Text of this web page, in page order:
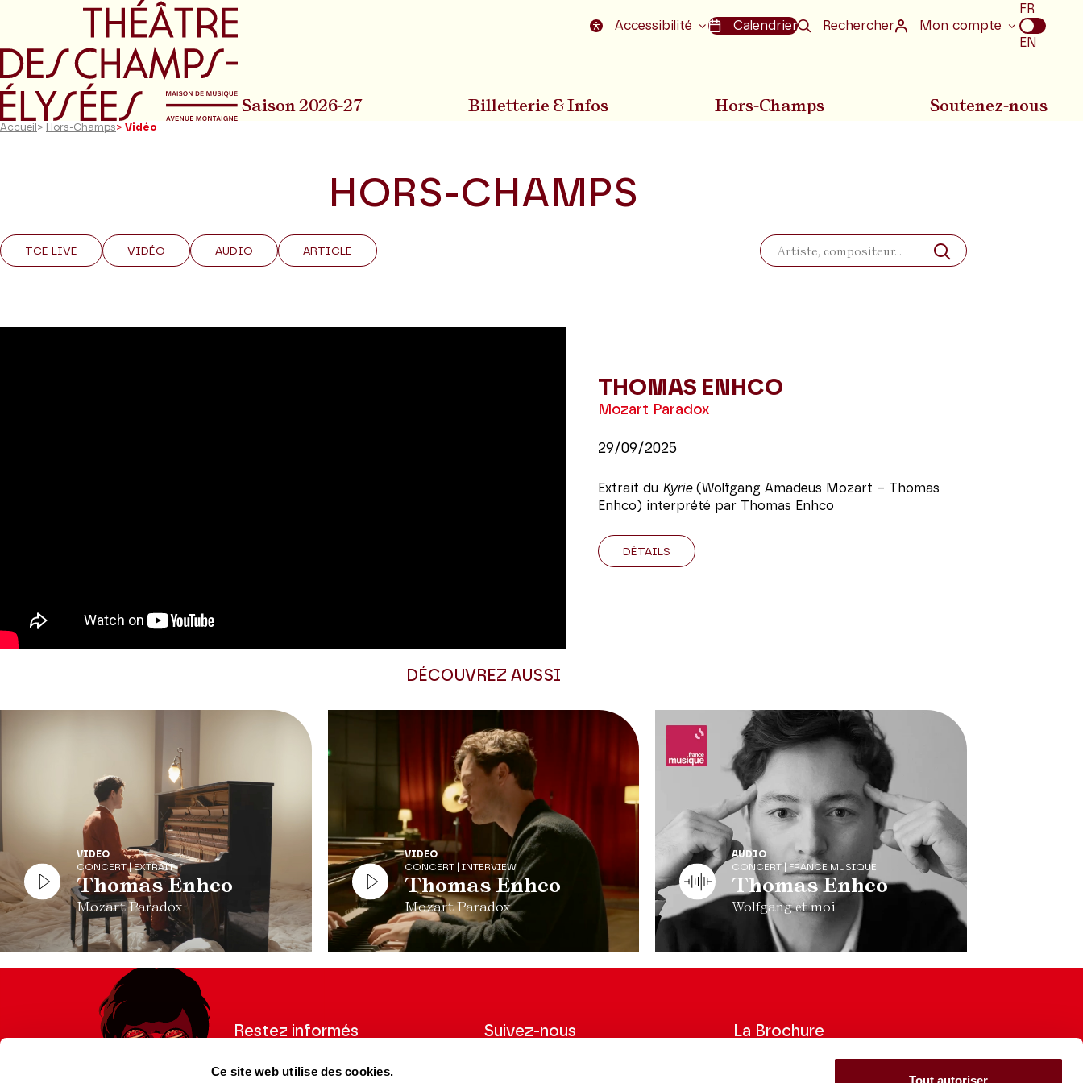
Ce site web utilise des cookies.
Tout autoriser
Aller au menu principal Aller au pied de la page Accessibilité Calendrier Rechercher Mon compte
Choix
de
la
FR
EN
Saison 2026-27 Billetterie & Infos Hors-Champs Soutenez-nous
Accueil > Hors-Champs> Vidéo
HORS-CHAMPS
TCE LIVE VIDÉO AUDIO ARTICLE
Rechercher
THOMAS ENHCO
Mozart Paradox
29/09/2025
Extrait du Kyrie(Wolfgang Amadeus Mozart – Thomas
Enhco) interprété par Thomas Enhco
DÉTAILS
DÉCOUVREZ AUSSI
VIDEO
CONCERT | EXTRAIT
Thomas Enhco
Mozart Paradox
VIDEO
CONCERT | INTERVIEW
Thomas Enhco
Mozart Paradox
AUDIO
CONCERT | FRANCE MUSIQUE
Thomas Enhco
Wolfgang et moi
Restez informés
recevoir les informations du Théâtre.
Suivez-nous La Brochure
Consultez la Brochure 2026-27